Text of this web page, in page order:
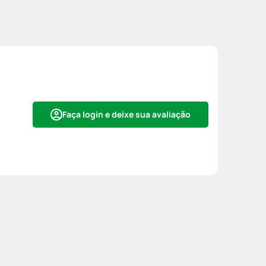
Faça login e deixe sua avaliação